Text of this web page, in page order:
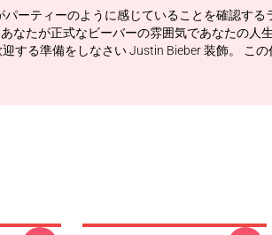
ーティーのように感じていることを確認す
なたが正式なビーバーの雰囲気であなたの
する準備をしなさい Justin Bieber 装飾。 こ